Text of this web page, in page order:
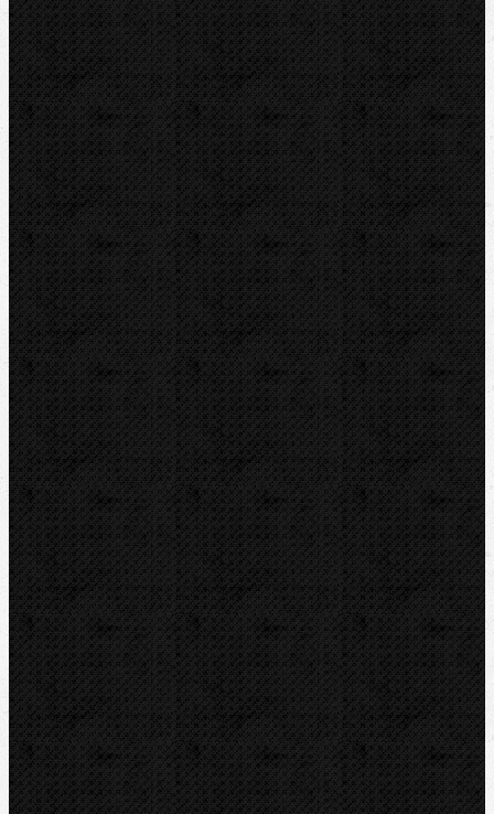
Pájení a hořáky
Svářečky plastů
Nůžky
Řezáky a kolečka
Odhrotovače, kalibry
Úkosovače
Hasáky, kleště, klíče
Hasáky
Hasáky kloubové
Hasáky řetězové
Hasáky páskové(kurtové)
Hasáky speciální
Klíče
Kleště
Kleště na trapézové plechy
Příslušenství